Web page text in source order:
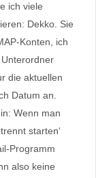
ich viele
Dekko. Sie
Konten, ich
die aktuellen
Datum an.
Wenn man
starten‘
Programm
also keine